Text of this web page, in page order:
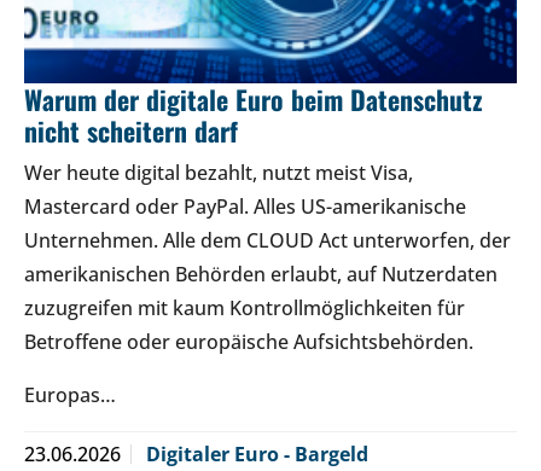
Warum der digitale Euro beim Datenschutz
nicht scheitern darf
Wer heute digital bezahlt, nutzt meist Visa,
Mastercard oder PayPal. Alles US-amerikanische
Unternehmen. Alle dem CLOUD Act unterworfen, der
amerikanischen Behörden erlaubt, auf Nutzerdaten
zuzugreifen mit kaum Kontrollmöglichkeiten für
Betroffene oder europäische Aufsichtsbehörden.
Europas…
23.06.2026 Digitaler Euro - Bargeld